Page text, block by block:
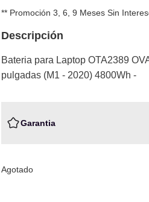
** Promoción 3, 6, 9 Meses Sin
Descripción
Bateria para Laptop OTA2389
pulgadas (M1 - 2020) 4800Wh -
Garantia
Agotado